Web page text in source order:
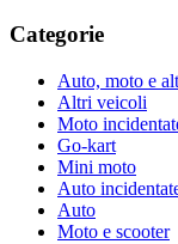
Categorie
Auto, moto e
Altri veicoli
Moto
Go-kart
Mini moto
Auto
Auto
Moto e scooter